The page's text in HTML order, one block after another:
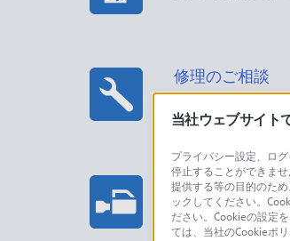
修理のご相談
プロフェッシ
法人のお客様はこ
当社ウェブサイト
プライバシー設定、ロ
停止することができま
提供する等の目的のた
ックしてください。
ださい。Cookieの設定
ては、当社のCookieポ